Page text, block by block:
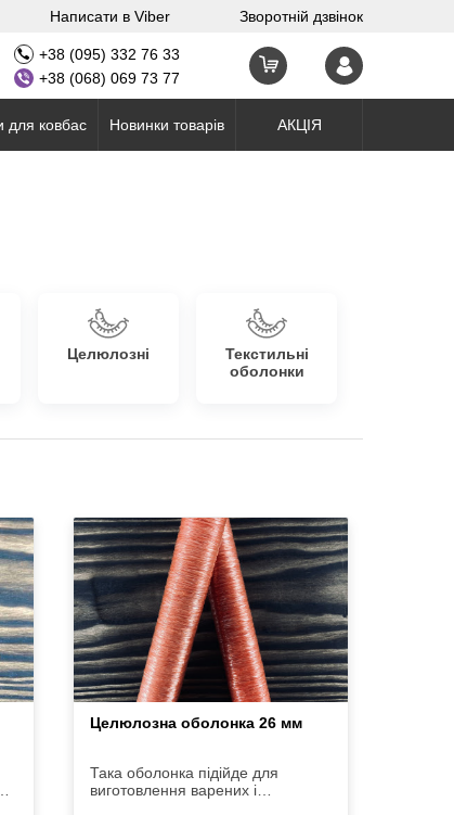
Написати в Viber Зворотній дзвінок
+38 (095) 332 76 33
+38 (068) 069 73 77
для ковбас Новинки товарів АКЦІЯ
Целюлозні
Текстильні
оболонки
Целюлозна оболонка 26 мм
Така оболонка підійде для
виготовлення варених і